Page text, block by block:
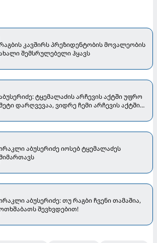
კავშირს პრეზიდენტობის მოვალეობის
შემსრულებელი ჰყავს
ტყემალაძის არჩევის აქტში უფრო
დარღვევაა, ვიდრე ჩემი არჩევის აქტში
აბუსერიძე იოსებ ტყემალაძეს
აბუსერიძე: თუ რაგბი ჩვენი თამაშია,
შევხვდებით!